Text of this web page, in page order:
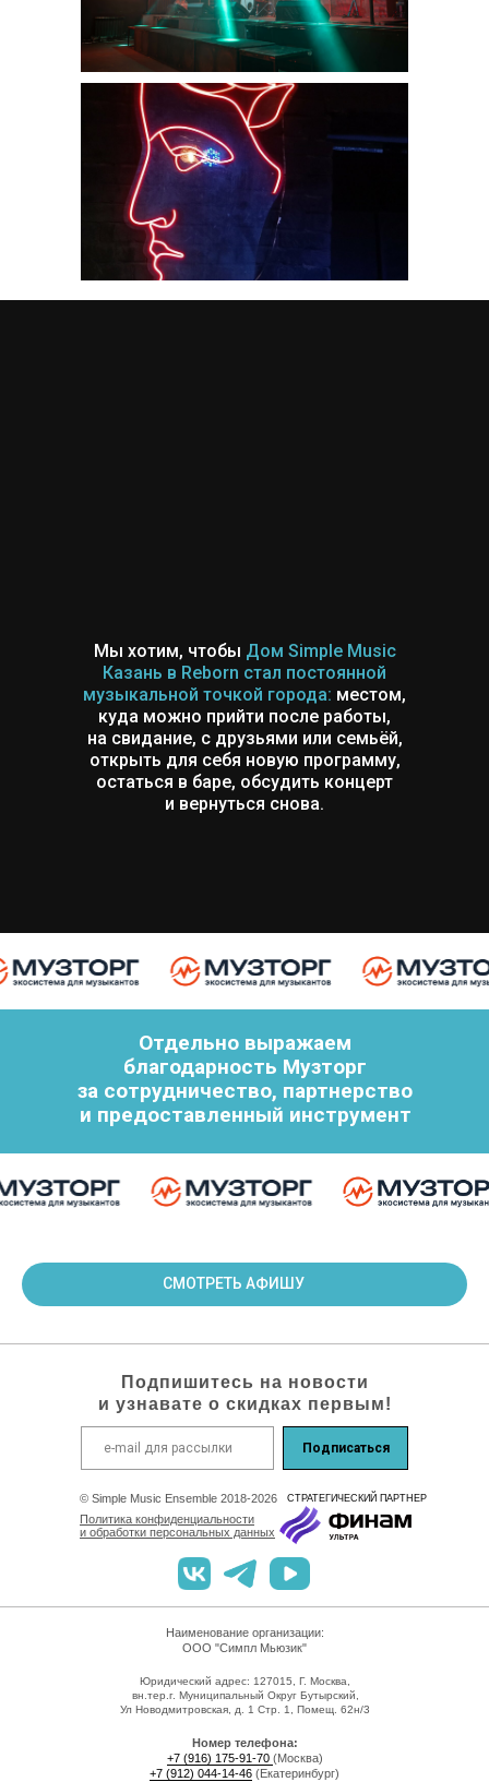
Мы хотим, чтобы Дом Simple Music
Казань в Reborn стал постоянной
музыкальной точкой города: местом,
куда можно прийти после работы,
на свидание, с друзьями или семьёй,
открыть для себя новую программу,
остаться в баре, обсудить концерт
и вернуться снова.
Отдельно выражаем
благодарность Музторг
за сотрудничество, партнерство
и предоставленный инструмент
СМОТРЕТЬ АФИШУ
© Simple Music Ensemble 2018-2026
Подписаться
Подпишитесь на новости
и узнавате о скидках первым!
Политика конфиденциальности
и обработки персональных данных
Номер телефона:
+7 (916) 175-91-70 (Москва)
+7 (912) 044-14-46 (Екатеринбург)
Юридический адрес: 127015, Г. Москва,
вн.тер.г. Муниципальный Округ Бутырский,
Ул Новодмитровская, д. 1 Стр. 1, Помещ. 62н/3
Наименование организации:
ООО "Симпл Мьюзик"
СТРАТЕГИЧEСКИЙ ПАРТНЕР